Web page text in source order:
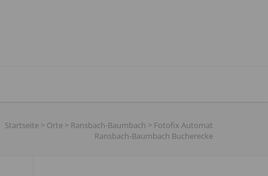
Startseite > Orte > Ransbach-Baumbach > Fotofix Automat
Ransbach-Baumbach Bucherecke